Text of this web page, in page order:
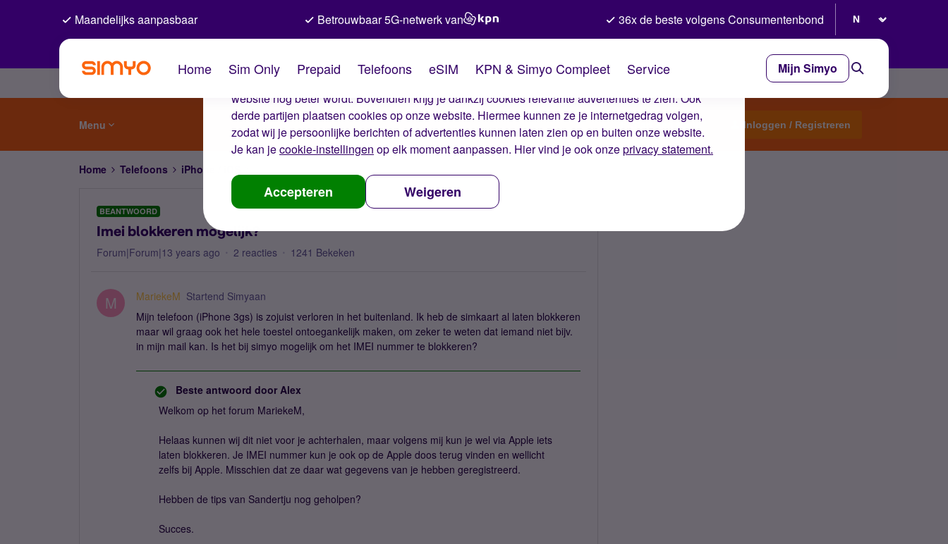
De cookies van Simyo
Wij gebruiken cookies op onze website. Met deze cookies zorgen wij ervoor dat je ervaring op de
website nog beter wordt. Bovendien krijg je dankzij cookies relevante advertenties te zien. Ook
derde partijen plaatsen cookies op onze website. Hiermee kunnen ze je internetgedrag volgen,
zodat wij je persoonlijke berichten of advertenties kunnen laten zien op en buiten onze website.
Je kan jecookie-instellingen op elk moment aanpassen. Hier vind je ook onzeprivacy statement.
Accepteren Weigeren
Maandelijks aanpasbaar Betrouwbaar 5G-netwerk van 36x de beste volgens Consumentenbond
Home Sim Only Prepaid Telefoons eSIM KPN & Simyo Compleet Service Mijn Simyo
Menu Start een topic Inloggen / Registreren
Home Telefoons iPhone / iOS
BEANTWOORD
Imei blokkeren mogelijk?
Forum|Forum|13 years ago 2 reacties 1241 Bekeken
M MariekeM Startend Simyaan
Mijn telefoon (iPhone 3gs) is zojuist verloren in het buitenland. Ik heb de simkaart al laten blokkeren
maar wil graag ook het hele toestel ontoegankelijk maken, om zeker te weten dat iemand niet bijv.
in mijn mail kan. Is het bij simyo mogelijk om het IMEI nummer te blokkeren?
Beste antwoord door Alex
Welkom op het forum MariekeM,
Helaas kunnen wij dit niet voor je achterhalen, maar volgens mij kun je wel via Apple iets
laten blokkeren. Je IMEI nummer kun je ook op de Apple doos terug vinden en wellicht
zelfs bij Apple. Misschien dat ze daar wat gegevens van je hebben geregistreerd.
Hebben de tips van Sandertju nog geholpen?
Succes.